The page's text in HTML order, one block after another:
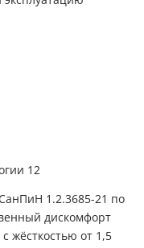
1.2.3685-21 по
дискомфорт
жёсткостью от 1,5